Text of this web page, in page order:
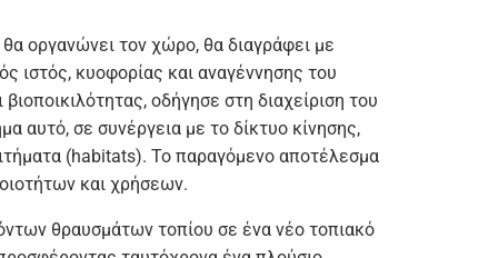
οργανώνει τον χώρο, θα διαγράφει με
ιστός, κυοφορίας και αναγέννησης του
οδήγησε στη διαχείριση του
σε συνέργεια με το δίκτυο κίνησης,
(habitats). Το παραγόμενο αποτέλεσμα
και χρήσεων.
θραυσμάτων τοπίου σε ένα νέο τοπιακό